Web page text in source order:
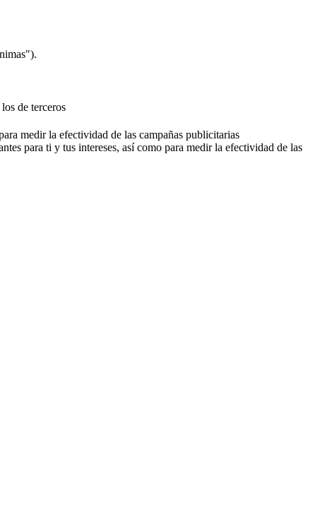
de terceros
medir la efectividad de las campañas publicitarias
para ti y tus intereses, así como para medir la efectividad de las